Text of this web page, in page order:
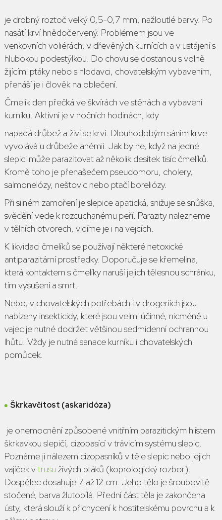
je drobný roztoč velký 0,5-0,7 mm, nažloutlé barvy. Po
nasátí krví hnědočervený. Problémem jsou ve
venkovních voliérách, v dřevěných kurnících a v ustájení s
hlubokou podestýlkou. Do chovu se dostanou s volně
žijícími ptáky nebo s hlodavci, chovatelským vybavením,
přenáší je i člověk na oblečení.
Čmelík den přečká ve škvírách ve stěnách a vybavení
kurníku. Aktivní je v nočních hodinách, kdy
napadá drůbež a živí se krví. Dlouhodobým sáním krve
vyvolává u drůbeže anémii. Jak by ne, když na jedné
slepici může parazitovat až několik desítek tisíc čmelíků.
Kromě toho je přenašečem pseudomoru, cholery,
salmonelózy, neštovic nebo ptačí boreliózy.
Při silném zamoření jeslepice apatická, snižuje se snůška,
svědění vede k rozcuchanému peří. Parazity nalezneme
v tělních otvorech, vidíme je i na vejcích.
K likvidaci čmelíků se používají některé netoxické
antiparazitární prostředky. Doporučuje se křemelina,
která kontaktem s čmelíky naruší jejich tělesnou schránku,
tím vysušení a smrt.
Nebo, v chovatelských potřebách i v drogeriích jsou
nabízeny insekticidy, které jsou velmi účinné, nicméně u
vajec je nutné dodržet většinou sedmidenní ochrannou
lhůtu. Vždy je nutná sanace kurníku i chovatelských
pomůcek.
Škrkavčitost (askaridóza)
je onemocnění způsobené vnitřním parazitickým hlístem
škrkavkou slepičí, cizopasící v trávicím systému slepic.
Poznáme ji nálezem cizopasníků v těle slepic nebo jejich
vajíček vtrusu živých ptáků (koprologický rozbor).
Dospělec dosahuje 7 až 12 cm. Jeho tělo je šroubovitě
stočené, barva žlutobílá. Přední část těla je zakončena
ústy, která slouží k přichycení k hostitelskému povrchu a k